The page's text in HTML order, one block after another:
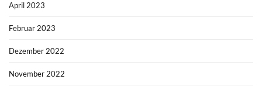
April 2023
Februar 2023
Dezember 2022
November 2022